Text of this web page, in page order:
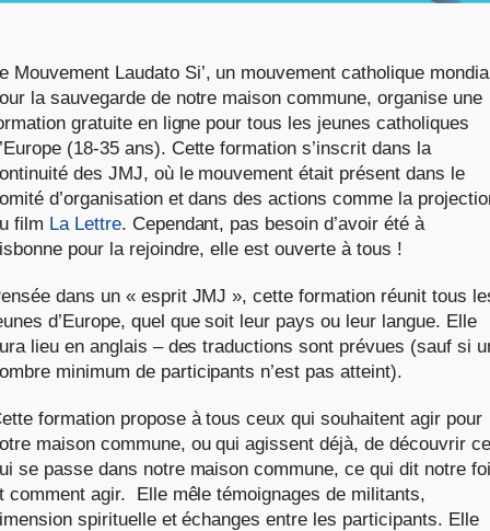
Mouvement Laudato Si’, un mouvement catholique
la sauvegarde de notre maison commune, organise une
gratuite en ligne pour tous les jeunes catholiques
(18-35 ans). Cette formation s’inscrit dans la
des JMJ, où le mouvement était présent dans le
d’organisation et dans des actions comme la
film La Lettre. Cependant, pas besoin d’avoir été à
pour la rejoindre, elle est ouverte à tous !
dans un « esprit JMJ », cette formation réunit tous
d’Europe, quel que soit leur pays ou leur langue. Elle
lieu en anglais – des traductions sont prévues (sauf si
minimum de participants n’est pas atteint).
formation propose à tous ceux qui souhaitent agir pour
maison commune, ou qui agissent déjà, de découvrir ce
se passe dans notre maison commune, ce qui dit notre foi
comment agir. Elle mêle témoignages de militants,
spirituelle et échanges entre les participants. Elle